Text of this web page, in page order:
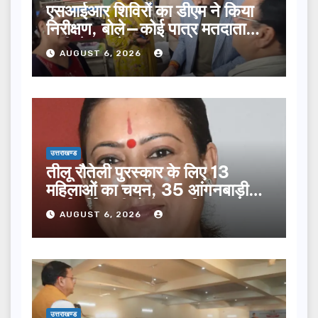
एसआईआर शिविरों का डीएम ने किया
निरीक्षण, बोले—कोई पात्र मतदाता
सूची से न छूटे…
AUGUST 6, 2026
उत्तराखण्ड
तीलू रौतेली पुरस्कार के लिए 13
महिलाओं का चयन, 35 आंगनबाड़ी
कार्यकर्तियां भी होंगी सम्मानित…
AUGUST 6, 2026
उत्तराखण्ड